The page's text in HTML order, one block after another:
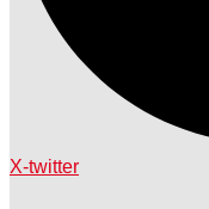
X-twitter